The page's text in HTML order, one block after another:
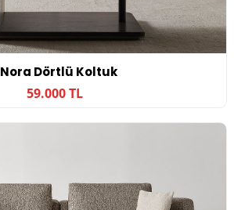
Nora Dörtlü Koltuk
59.000 TL